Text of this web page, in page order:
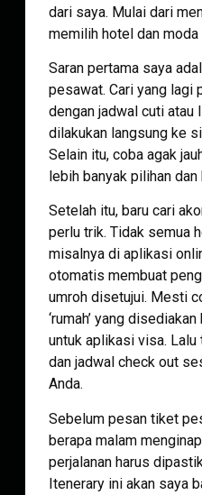
dari saya. Mulai dari
memilih hotel dan
Saran pertama saya
pesawat. Cari yang lagi
dengan jadwal cuti atau
dilakukan langsung ke
Selain itu, coba agak
lebih banyak pilihan
Setelah itu, baru cari
perlu trik. Tidak semua
misalnya di aplikasi
otomatis membuat
umroh disetujui. Mesti
‘rumah’ yang
untuk aplikasi visa.
dan jadwal check out
Anda.
Sebelum pesan tiket
berapa malam
perjalanan harus
Itenerary ini akan saya